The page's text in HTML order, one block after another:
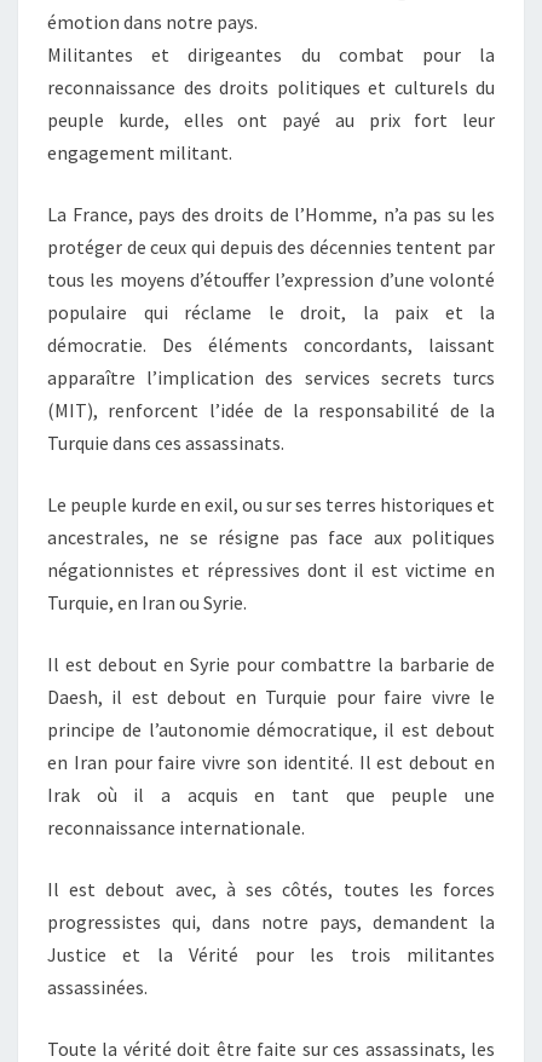
émotion dans notre pays.
Militantes et dirigeantes du combat pour la
reconnaissance des droits politiques et culturels du
peuple kurde, elles ont payé au prix fort leur
engagement militant.
La France, pays des droits de l’Homme, n’a pas su les
protéger de ceux qui depuis des décennies tentent par
tous les moyens d’étouffer l’expression d’une volonté
populaire qui réclame le droit, la paix et la
démocratie. Des éléments concordants, laissant
apparaître l’implication des services secrets turcs
(MIT), renforcent l’idée de la responsabilité de la
Turquie dans ces assassinats.
Le peuple kurde en exil, ou sur ses terres historiques et
ancestrales, ne se résigne pas face aux politiques
négationnistes et répressives dont il est victime en
Turquie, en Iran ou Syrie.
Il est debout en Syrie pour combattre la barbarie de
Daesh, il est debout en Turquie pour faire vivre le
principe de l’autonomie démocratique, il est debout
en Iran pour faire vivre son identité. Il est debout en
Irak où il a acquis en tant que peuple une
reconnaissance internationale.
Il est debout avec, à ses côtés, toutes les forces
progressistes qui, dans notre pays, demandent la
Justice et la Vérité pour les trois militantes
assassinées.
Toute la vérité doit être faite sur ces assassinats, les